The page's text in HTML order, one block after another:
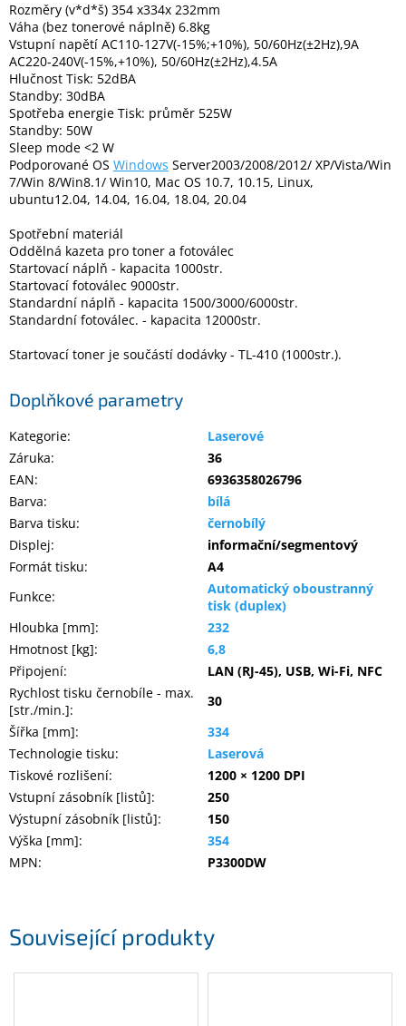
Související produkty
Rozměry (v*d*š) 354 x334x 232mm
Váha (bez tonerové náplně) 6.8kg
Vstupní napětí AC110-127V(-15%;+10%), 50/60Hz(±2Hz),9A
AC220-240V(-15%,+10%), 50/60Hz(±2Hz),4.5A
Hlučnost Tisk: 52dBA
Standby: 30dBA
Spotřeba energie Tisk: průměr 525W
Standby: 50W
Sleep mode <2 W
Podporované OS Windows Server2003/2008/2012/ XP/Vista/Win
7/Win 8/Win8.1/ Win10, Mac OS 10.7, 10.15, Linux,
ubuntu12.04, 14.04, 16.04, 18.04, 20.04
Spotřební materiál
Oddělná kazeta pro toner a fotoválec
Startovací náplň - kapacita 1000str.
Startovací fotoválec 9000str.
Standardní náplň - kapacita 1500/3000/6000str.
Standardní fotoválec. - kapacita 12000str.
Startovací toner je součástí dodávky - TL-410 (1000str.).
Doplňkové parametry
Kategorie:
Laserové
Záruka:
36
EAN:
6936358026796
Barva:
bílá
Barva tisku:
černobílý
Displej:
informační/segmentový
Formát tisku:
A4
Funkce:
Automatický oboustranný
tisk (duplex)
Hloubka [mm]:
232
Hmotnost [kg]:
6,8
Připojení:
LAN (RJ-45), USB, Wi-Fi, NFC
Rychlost tisku černobíle - max.
[str./min.]:
30
Šířka [mm]:
334
Technologie tisku:
Laserová
Tiskové rozlišení:
1200 × 1200 DPI
Vstupní zásobník [listů]:
250
Výstupní zásobník [listů]:
150
Výška [mm]:
354
MPN: P3300DW